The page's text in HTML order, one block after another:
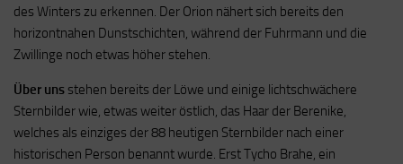
des Winters zu erkennen. Der Orion nähert sich bereits den
horizontnahen Dunstschichten, während der Fuhrmann und die
Zwillinge noch etwas höher stehen.
Über uns stehen bereits der Löwe und einige lichtschwächere
Sternbilder wie, etwas weiter östlich, das Haar der Berenike,
welches als einziges der 88 heutigen Sternbilder nach einer
historischen Person benannt wurde. Erst Tycho Brahe, ein